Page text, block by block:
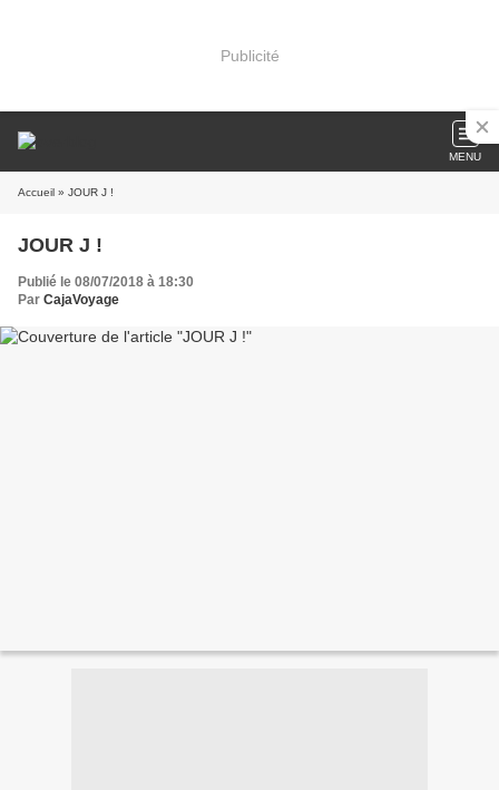
Publicité
MENU
Accueil » JOUR J !
JOUR J !
Publié le 08/07/2018 à 18:30
Par CajaVoyage